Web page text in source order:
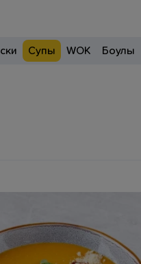
Супы WOK Боулы